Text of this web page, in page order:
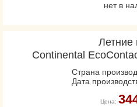
нет в
Continental
Страна
Дата
Цена: